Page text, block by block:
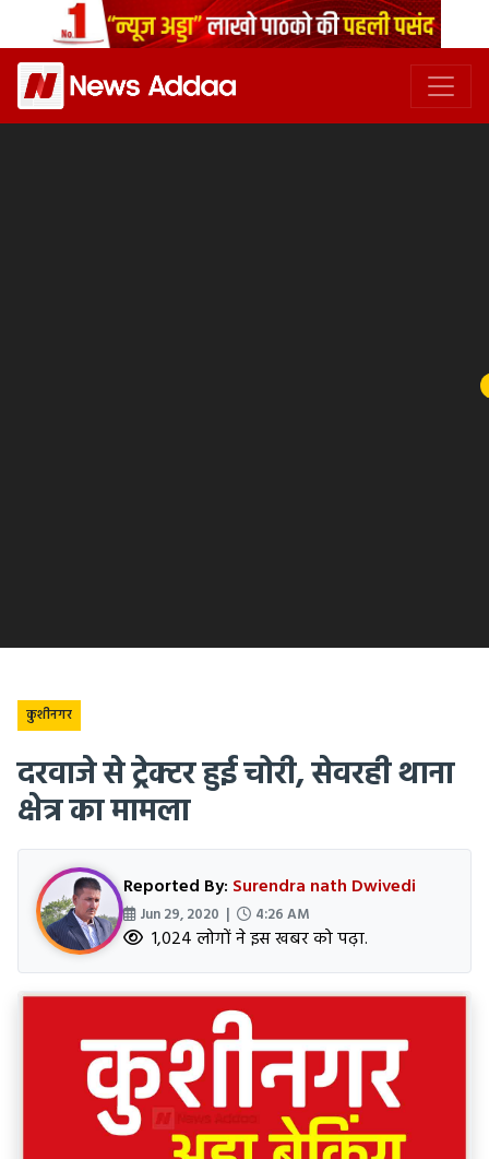
कुशीनगर
दरवाजे से ट्रेक्टर हुई चोरी, सेवरही थाना
क्षेत्र का मामला
Reported By: Surendra nath Dwivedi
Jun 29, 2020 | 4:26 AM
1,024 लोगों ने इस खबर को पढ़ा.